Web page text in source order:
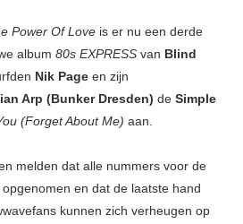
Power Of Love is er nu een derde
album 80s EXPRESS van Blind
Nik Page en zijn
Arp (Bunker Dresden) de Simple
(Forget About Me) aan.
melden dat alle nummers voor de
en dat de laatste hand
kunnen zich verheugen op